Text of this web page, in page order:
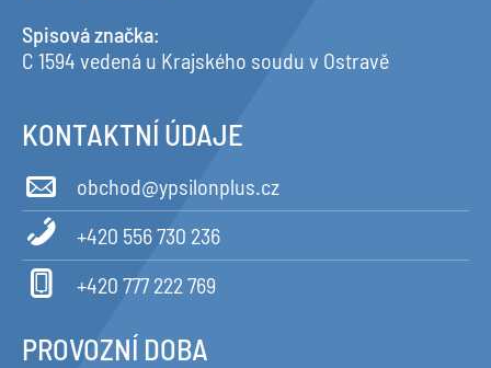
Spisová značka:
C 1594 vedená u Krajského soudu v Ostravě
KONTAKTNÍ ÚDAJE
obchod@ypsilonplus.cz
+420 556 730 236
+420 777 222 769
PROVOZNÍ DOBA